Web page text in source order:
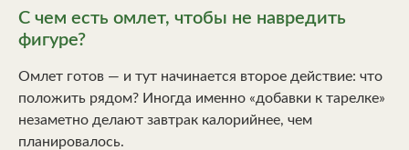
С чем есть омлет, чтобы не навредить
фигуре?
Омлет готов — и тут начинается второе действие: что
положить рядом? Иногда именно «добавки к тарелке»
незаметно делают завтрак калорийнее, чем
планировалось.